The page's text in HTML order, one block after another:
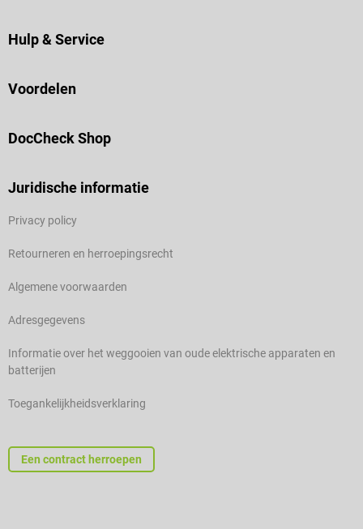
Hulp & Service
Voordelen
DocCheck Shop
Juridische informatie
Privacy policy
Retourneren en herroepingsrecht
Algemene voorwaarden
Adresgegevens
Informatie over het weggooien van oude elektrische apparaten en
batterijen
Toegankelijkheidsverklaring
Een contract herroepen